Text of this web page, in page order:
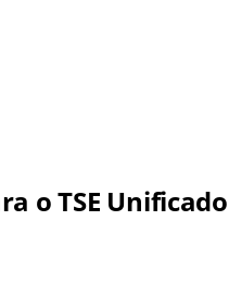
o TSE Unificado